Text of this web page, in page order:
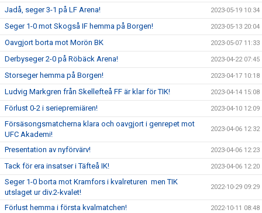
Jadå, seger 3-1 på LF Arena! 2023-05-19 10:34
Seger 1-0 mot Skogså IF hemma på Borgen! 2023-05-13 20:04
Oavgjort borta mot Morön BK 2023-05-07 11:33
Derbyseger 2-0 på Röbäck Arena! 2023-04-22 07:45
Storseger hemma på Borgen! 2023-04-17 10:18
Ludvig Markgren från Skellefteå FF är klar för TIK! 2023-04-14 15:08
Förlust 0-2 i seriepremiären! 2023-04-10 12:09
Försäsongsmatcherna klara och oavgjort i genrepet mot
UFC Akademi!
2023-04-06 12:32
Presentation av nyförvärv! 2023-04-06 12:23
Tack för era insatser i Täfteå IK! 2023-04-06 12:20
Seger 1-0 borta mot Kramfors i kvalreturen men TIK
utslaget ur div.2-kvalet!
2022-10-29 09:29
Förlust hemma i första kvalmatchen! 2022-10-11 08:48